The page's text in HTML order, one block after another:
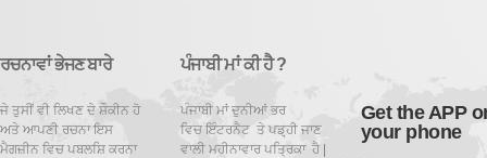
ਰਚਨਾਵਾਂ ਭੇਜਣ ਬਾਰੇ
ਜੇ ਤੁਸੀਂ ਵੀ ਲਿਖਣ ਦੇ ਸ਼ੌਕੀਨ ਹੋ
ਅਤੇ ਆਪਣੀ ਰਚਨਾ ਇਸ
ਮੈਗਜ਼ੀਨ ਵਿਚ ਪਬਲਸ਼ਿ ਕਰਨਾ
ਪੰਜਾਬੀ ਮਾਂ ਕੀ ਹੈ ?
ਪੰਜਾਬੀ ਮਾਂ ਦੁਨੀਆਂ ਭਰ
ਵਿਚ ਇੰਟਰਨੈਟ ਤੇ ਪਡ਼੍ਹੀ ਜਾਣ
ਵਾਲੀ ਮਹੀਨਾਵਾਰ ਪਤ੍ਰਿਕਾ ਹੈ |
Get the APP
your phone